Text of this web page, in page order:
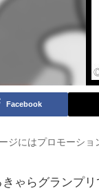
Facebook
ジにはプロモーショ
きゃらグランプ